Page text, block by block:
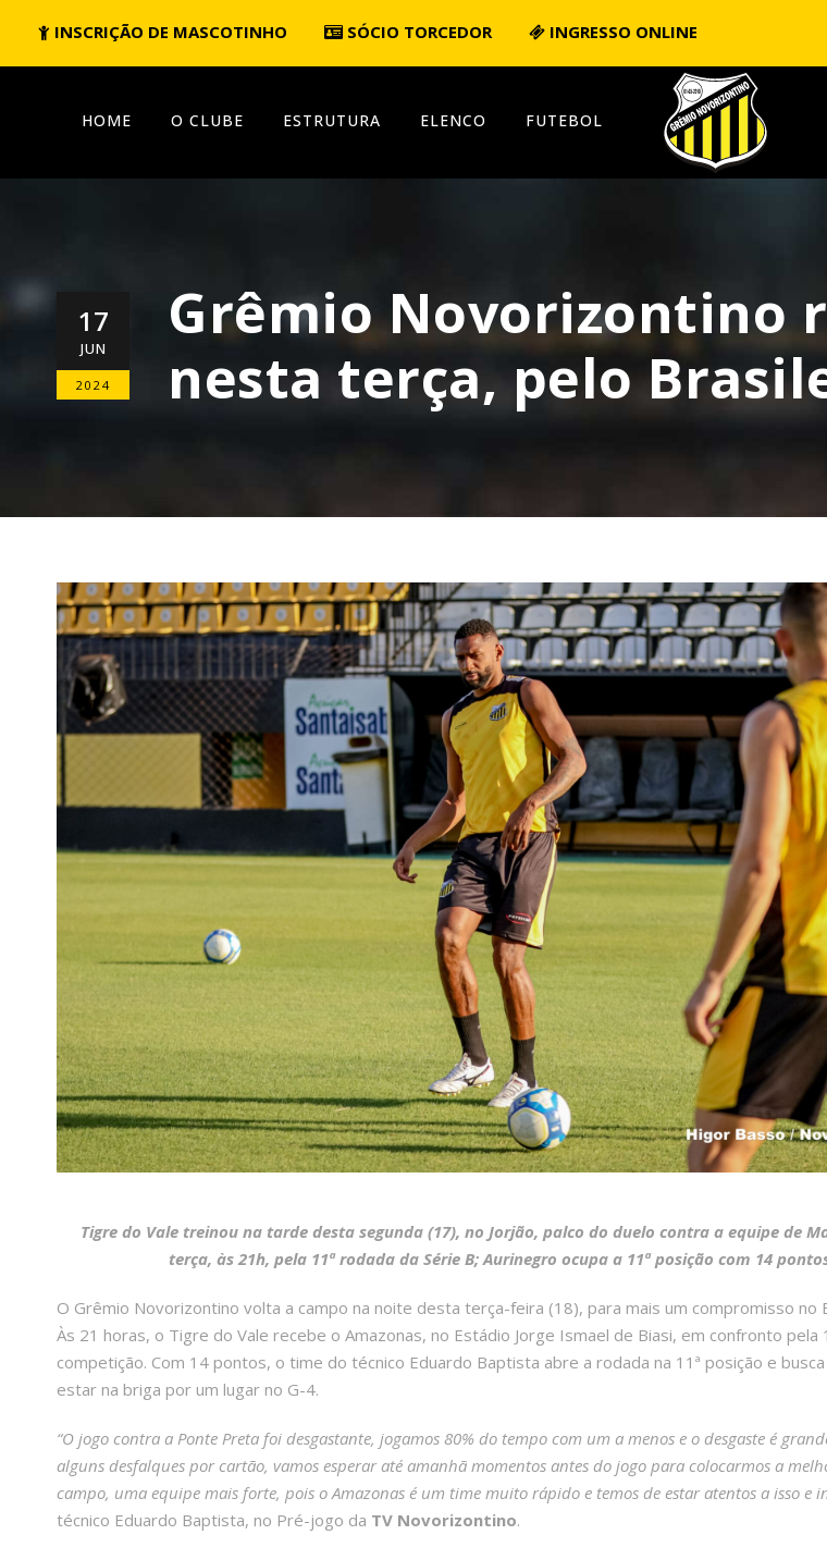
INSCRIÇÃO DE MASCOTINHO SÓCIO TORCEDOR INGRESSO ONLINE
HOME O CLUBE ESTRUTURA ELENCO FUTEBOL
17
JUN
2024
Grêmio Novorizontino
nesta terça, pelo
Tigre do Vale treinou na tarde desta segunda (17), no Jorjão, palco do duelo contra a equipe de
terça, às 21h, pela 11ª rodada da Série B; Aurinegro ocupa a 11ª posição com 14
O Grêmio Novorizontino volta a campo na noite desta terça-feira (18), para mais um compromisso no
Às 21 horas, o Tigre do Vale recebe o Amazonas, no Estádio Jorge Ismael de Biasi, em confronto pela
competição. Com 14 pontos, o time do técnico Eduardo Baptista abre a rodada na 11ª posição e
estar na briga por um lugar no G-4.
“O jogo contra a Ponte Preta foi desgastante, jogamos 80% do tempo com um a menos e o desgaste é
alguns desfalques por cartão, vamos esperar até amanhã momentos antes do jogo para colocarmos a
campo, uma equipe mais forte, pois o Amazonas é um time muito rápido e temos de estar atentos a isso e
técnico Eduardo Baptista, no Pré-jogo da TV Novorizontino.